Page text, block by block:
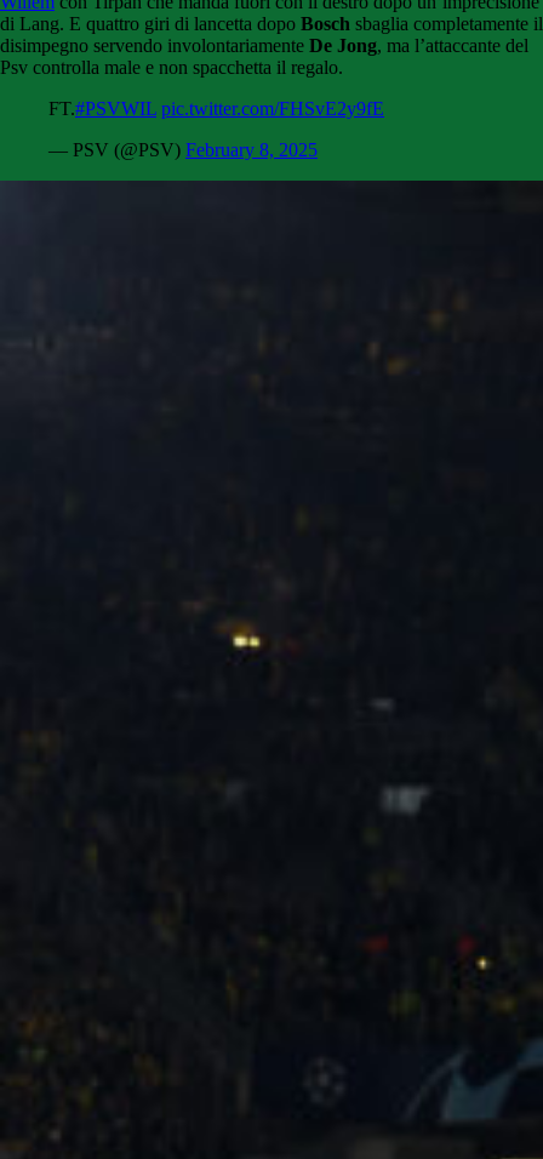
di Lang. E quattro giri di lancetta dopo Bosch sbaglia completamente il
disimpegno servendo involontariamente De Jong, ma l’attaccante del
Psv controlla male e non spacchetta il regalo.
FT.#PSVWIL pic.twitter.com/FHSvE2y9fE
— PSV (@PSV) February 8, 2025